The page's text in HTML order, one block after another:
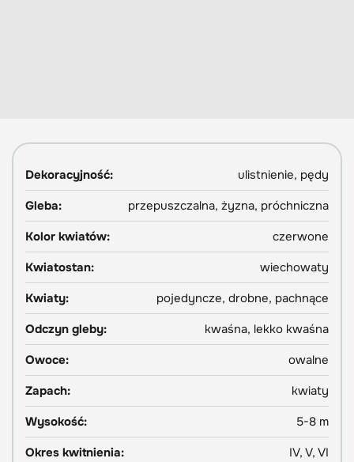
Dekoracyjność:
ulistnienie, pędy
Gleba:
przepuszczalna, żyzna, próchniczna
Kolor kwiatów:
czerwone
Kwiatostan:
wiechowaty
Kwiaty:
pojedyncze, drobne, pachnące
Odczyn gleby:
kwaśna, lekko kwaśna
Owoce:
owalne
Zapach:
kwiaty
Wysokość:
5-8 m
Okres kwitnienia:
IV, V, VI